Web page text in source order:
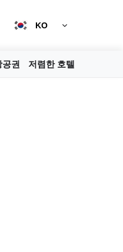
KO
권 저렴한 호텔